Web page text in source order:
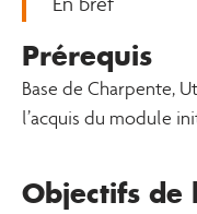
Prérequis
Base de Charpente,
l’acquis du module
Objectifs